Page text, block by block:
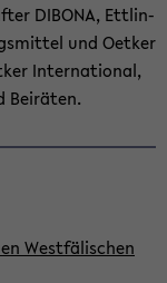
DI­BO­NA, Ett­lin­
und Oet­ker
In­ter­na­tio­nal,
Bei­rä­ten.
West­fä­li­schen